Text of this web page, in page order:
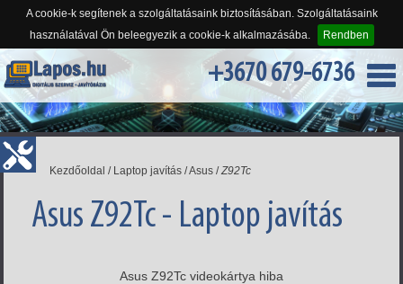
A cookie-k segítenek a szolgáltatásaink biztosításában. Szolgáltatásaink
használatával Ön beleegyezik a cookie-k alkalmazásába.
Rendben
+3670 679-6736
Kezdőoldal / Laptop javítás /Asus /Z92Tc
Asus Z92Tc - Laptop javítás
Asus Z92Tc videokártya hiba